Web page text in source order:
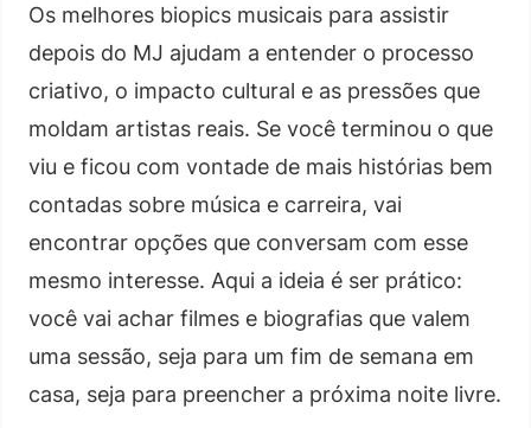
Os melhores biopics musicais para assistir
depois do MJ ajudam a entender o processo
criativo, o impacto cultural e as pressões que
moldam artistas reais. Se você terminou o que
viu e ficou com vontade de mais histórias bem
contadas sobre música e carreira, vai
encontrar opções que conversam com esse
mesmo interesse. Aqui a ideia é ser prático:
você vai achar filmes e biografias que valem
uma sessão, seja para um fim de semana em
casa, seja para preencher a próxima noite livre.